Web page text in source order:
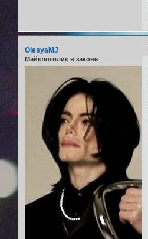
OlesyaMJ
Майклоголик в законе